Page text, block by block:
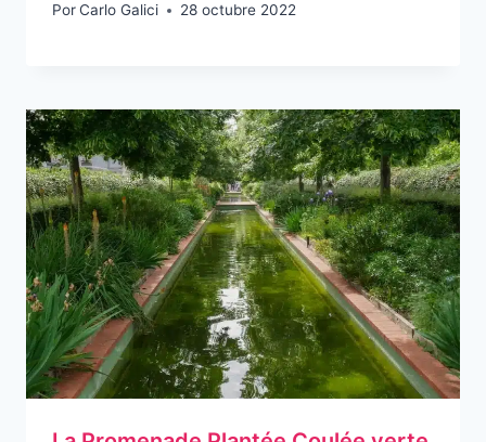
PorCarlo Galici 28 octubre 2022